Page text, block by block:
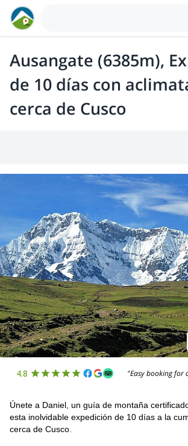
Ausangate (6385m),
de 10 días con
cerca de Cusco
4.8 "Easy booking for
Únete a Daniel, un guía de montaña
esta inolvidable expedición de 10 días a la
cerca de Cusco.